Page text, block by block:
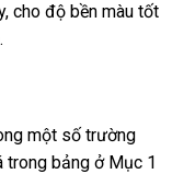
cho độ bền màu tốt
một số trường
bảng ở Mục 1